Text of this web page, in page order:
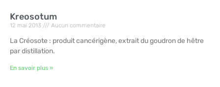
Kreosotum
12 mai 2013 Aucun commentaire
La Créosote : produit cancérigène, extrait du goudron de hêtre
par distillation.
En savoir plus »